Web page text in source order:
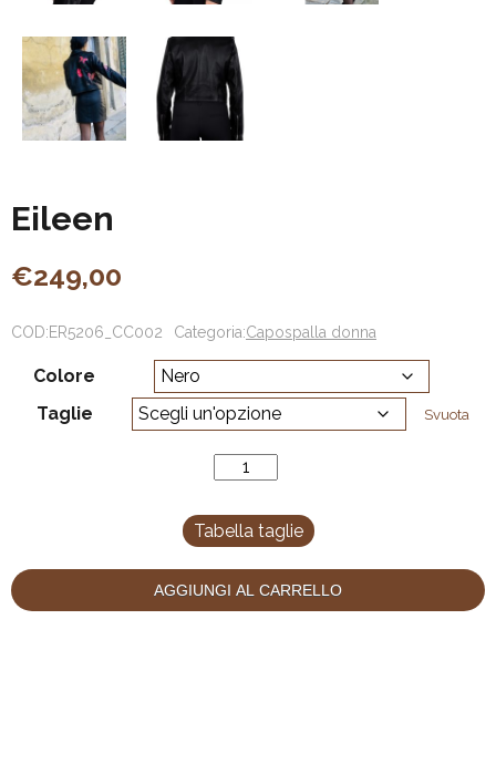
Eileen
€249,00
COD:ER5206_CC002 Categoria:Capospalla donna
Colore
Taglie
Svuota
Eileen
Tabella taglie
AGGIUNGI AL CARRELLO